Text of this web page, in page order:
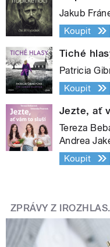
Jakub
Koupit
Tiché
Patricia
Koupit
Jezte, ať
Tereza
Andrea
Koupit
ZPRÁVY Z